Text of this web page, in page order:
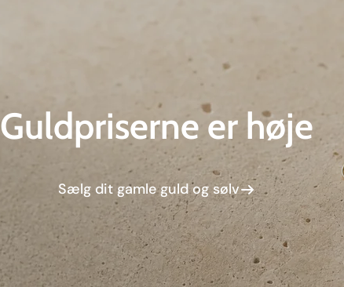
Guldpriserne er høje
Sælg dit gamle guld og sølv